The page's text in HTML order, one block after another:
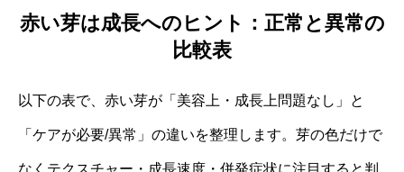
赤い芽は成長へのヒント：正常と異常の
比較表
以下の表で、赤い芽が「美容上・成長上問題なし」と
「ケアが必要/異常」の違いを整理します。芽の色だけで